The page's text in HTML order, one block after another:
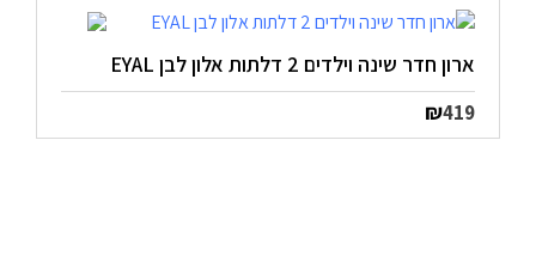
ארון חדר שינה וילדים 2 דלתות אלון לבן EYAL
₪419